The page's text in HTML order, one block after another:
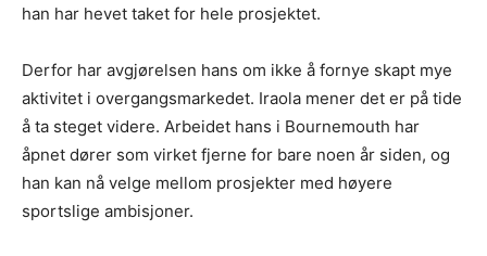
han har hevet taket for hele prosjektet.
Derfor har avgjørelsen hans om ikke å fornye skapt mye
aktivitet i overgangsmarkedet. Iraola mener det er på tide
å ta steget videre. Arbeidet hans i Bournemouth har
åpnet dører som virket fjerne for bare noen år siden, og
han kan nå velge mellom prosjekter med høyere
sportslige ambisjoner.